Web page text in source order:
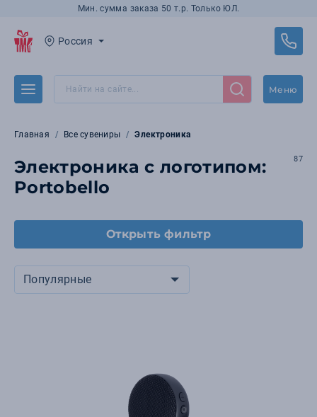
Мин. сумма заказа 50 т.р. Только ЮЛ.
Россия
Меню
Главная Все сувениры Электроника
Электроника с логотипом:
Portobello
87
Открыть фильтр
Популярные